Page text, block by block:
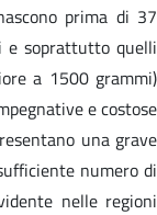
prima di 37
e soprattutto quelli
a 1500 grammi)
e costose
una grave
numero di
nelle regioni